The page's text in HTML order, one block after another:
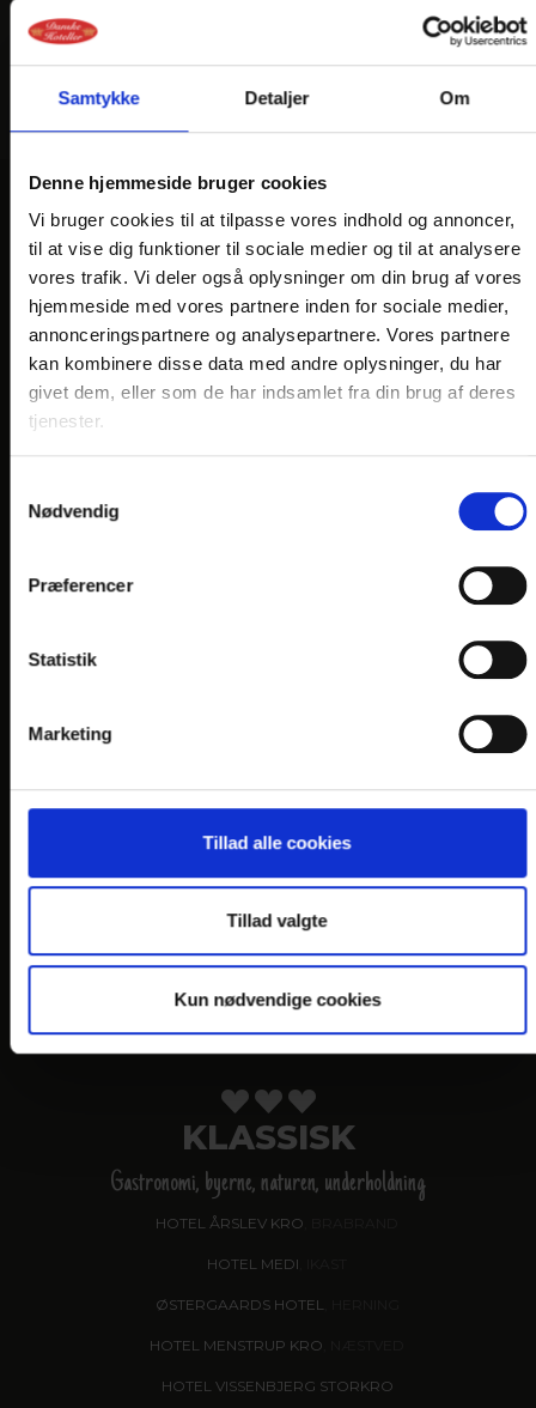
Samtykke Detaljer Om
Denne hjemmeside bruger cookies
Vi bruger cookies til at tilpasse vores indhold og annoncer,
til at vise dig funktioner til sociale medier og til at analysere
vores trafik. Vi deler også oplysninger om din brug af vores
hjemmeside med vores partnere inden for sociale medier,
annonceringspartnere og analysepartnere. Vores partnere
kan kombinere disse data med andre oplysninger, du har
givet dem, eller som de har indsamlet fra din brug af deres
tjenester.
Nødvendig
Præferencer
Statistik
Marketing
Tillad alle cookies
Tillad valgte
Kun nødvendige cookies
VORES HOTELLER OG KATEGORIER
OPLEVELSER
Nærområde og oplevelser
HOTEL LYNGGÅRDEN
Gastronomi og naturen
HOTEL SØPARKEN, AABYBRO
HOTEL MARINA, GRENAA
HOTEL JUELSMINDE STRAND
HOTEL NORDEN, HADERSLEV
HOTEL NØRHERREDHUS, NORDBORG
KLASSISK
Gastronomi, byerne, naturen, underholdning
HOTEL ÅRSLEV KRO
HOTEL MEDI
ØSTERGAARDS HOTEL, HERNING
HOTEL MENSTRUP KRO
HOTEL VISSENBJERG STORKRO